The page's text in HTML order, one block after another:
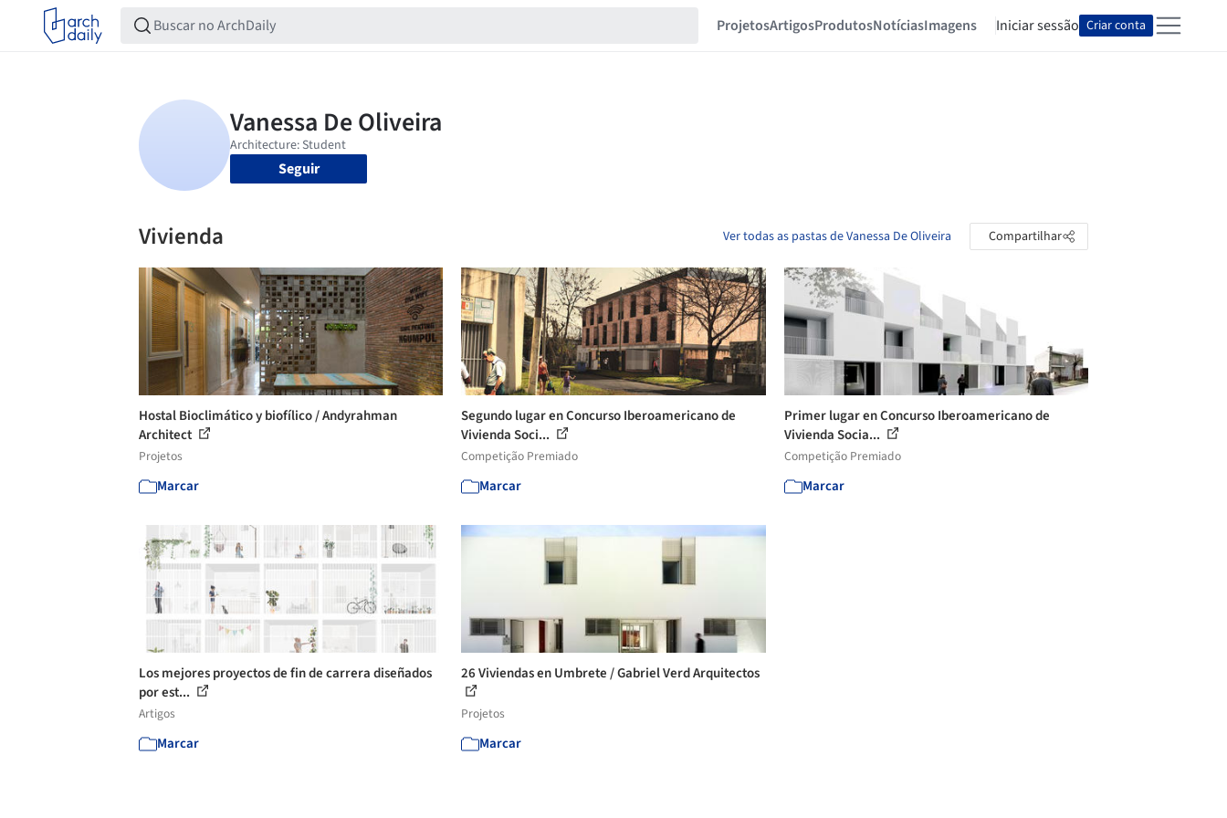
ProjetosArtigosProdutosNotíciasImagens Iniciar sessão Criar conta
Seguir
Vivienda Ver todas as pastas de Vanessa De Oliveira Compartilhar
Hostal Bioclimático y biofílico / Andyrahman
Architect
Projetos
Marcar
Segundo lugar en Concurso Iberoamericano de
Vivienda Soci...
Competição Premiado
Marcar
Primer lugar en Concurso Iberoamericano de
Vivienda Socia...
Competição Premiado
Marcar
Los mejores proyectos de fin de carrera diseñados
por est...
Artigos
Marcar
26 Viviendas en Umbrete / Gabriel Verd Arquitectos
Projetos
Marcar